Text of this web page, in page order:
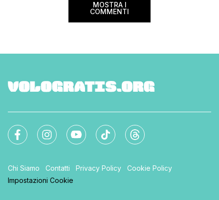
MOSTRA I
COMMENTI
Chi Siamo Contatti Privacy Policy
Cookie Policy
Impostazioni Cookie